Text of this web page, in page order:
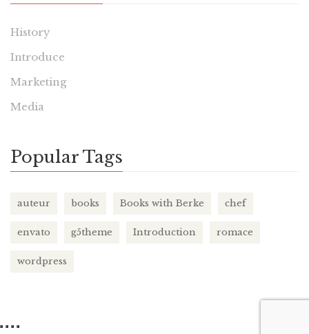
History
Introduce
Marketing
Media
Popular Tags
auteur books Books with Berke chef
envato g5theme Introduction romace
wordpress